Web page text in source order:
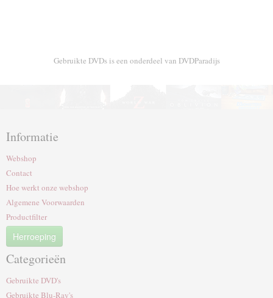
Gebruikte DVDs is een onderdeel van DVDParadijs
Informatie
Webshop
Contact
Hoe werkt onze webshop
Algemene Voorwaarden
Productfilter
Herroeping
Categorieën
Gebruikte DVD's
Gebruikte Blu-Ray's